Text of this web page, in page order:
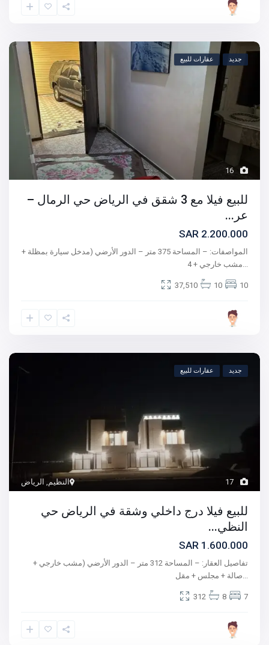
16
عقارات للبيع جديد
للبيع فيلا مع 3 شقق في الرياض حي الرمال –
عر...
2.200.000 SAR
المواصفات: – المساحة 375 متر – الدور الأرضي (مدخل سيارة بمظلة +
مشب خارجي + 4...
10
10
37,510
17 النظيم, الرياض
عقارات للبيع جديد
للبيع فيلا درج داخلي وشقة في الرياض حي
النظي...
1.600.000 SAR
تفاصيل العقار: – المساحة 312 متر – الدور الأرضي (مشب خارجي +
صالة + مجلس + مقل...
7
8
312